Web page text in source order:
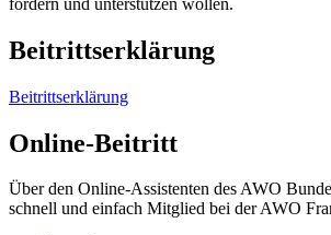
Beitrittserklärung
Beitrittserklärung
Online-Beitritt
Über den Online-Assistenten des AWO
schnell und einfach Mitglied bei der AWO